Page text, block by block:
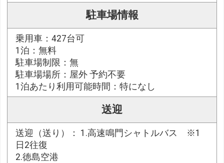
駐車場情報
乗用車：427台可
1泊：無料
駐車場制限：無
駐車場場所：屋外 予約不要
1泊あたり利用可能時間：特になし
送迎
送迎（送り）： 1.高速鳴門シャトルバス ※1
日2往復
2.徳島空港